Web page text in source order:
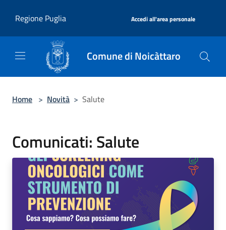
Regione Puglia
Accedi all'area personale
Comune di Noicàttaro
Home > Novità > Salute
Comunicati: Salute